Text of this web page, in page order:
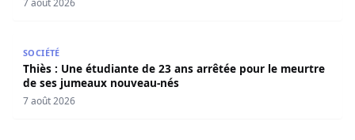
SOCIÉTÉ
Thiès : Une étudiante de 23 ans arrêtée pour le meurtre
de ses jumeaux nouveau-nés
7 août 2026